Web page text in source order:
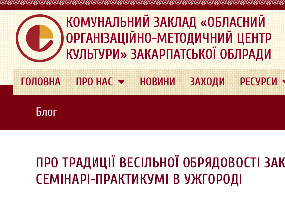
.
КОМУНАЛЬНИЙ ЗАКЛАД «ОБЛАСНИЙ
ОРГАНІЗАЦІЙНО-МЕТОДИЧНИЙ ЦЕНТР
КУЛЬТУРИ» ЗАКАРПАТСЬКОЇ ОБЛРАДИ
ГОЛОВНА ПРО НАС НОВИНИ ЗАХОДИ РЕСУРСИ
Блог
ПРО ТРАДИЦІЇ ВЕСІЛЬНОЇ ОБРЯДОВОСТІ
СЕМІНАРІ-ПРАКТИКУМІ В УЖГОРОДІ